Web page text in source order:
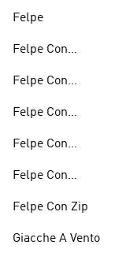
Felpe
Felpe Con
Bordeaux
Felpe Con
Felpe Con
Felpe Con
Felpe Con
Felpe Con Zip
Giacche A Vento